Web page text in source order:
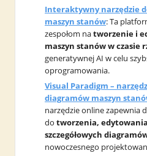
Interaktywny narzędzie
maszyn stanów: Ta
zespołom natworzenie i
maszyn stanów w czasie
generatywnej AI w celu
oprogramowania.
Visual Paradigm –
diagramów maszyn
narzędzie online zapewnia
do tworzenia,
szczegółowych
nowoczesnego